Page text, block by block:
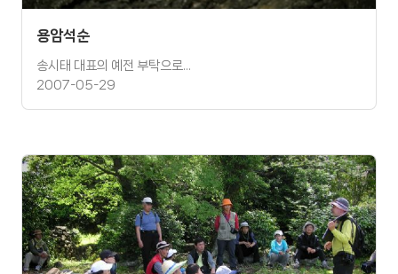
용암석순
송시태 대표의 예전 부탁으로...
2007-05-29